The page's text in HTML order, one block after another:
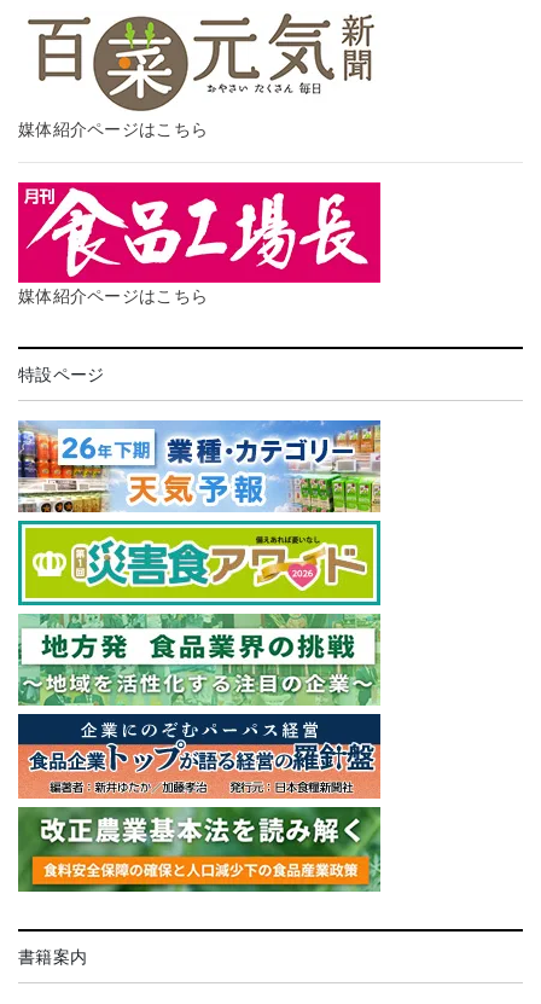
媒体紹介ページはこちら
媒体紹介ページはこちら
特設ページ
書籍案内